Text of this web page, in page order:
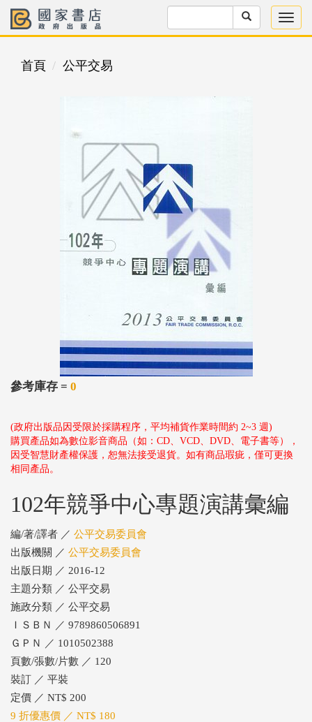
首頁 公平交易
參考庫存 = 0
(政府出版品因受限於採購程序，平均補貨作業時間約 2~3 週)
購買產品如為數位影音商品（如：CD、VCD、DVD、電子書等），
因受智慧財產權保護，恕無法接受退貨。如有商品瑕疵，僅可更換
相同產品。
102年競爭中心專題演講彙編
編/著/譯者 ／ 公平交易委員會
出版機關 ／ 公平交易委員會
出版日期 ／ 2016-12
主題分類 ／ 公平交易
施政分類 ／ 公平交易
ＩＳＢＮ ／ 9789860506891
ＧＰＮ ／ 1010502388
頁數/張數/片數 ／ 120
裝訂 ／ 平裝
定價 ／ NT$ 200
9 折優惠價 ／ NT$ 180